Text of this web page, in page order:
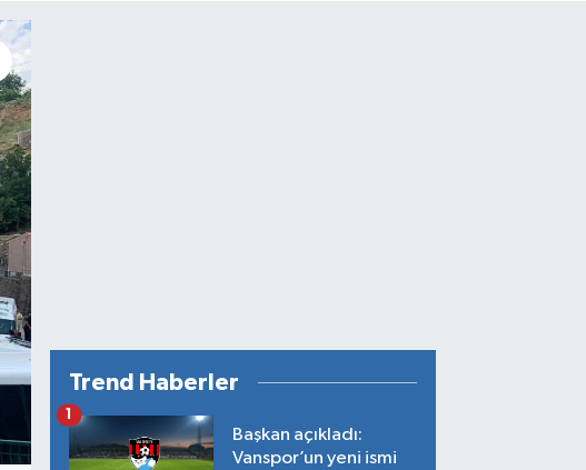
Trend Haberler
Başkan açıkladı:
Vanspor’un yeni ismi
1